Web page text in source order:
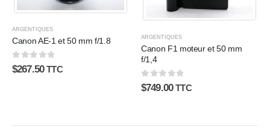
ARGENTIQUES
Canon AE-1 et 50 mm f/1.8
0sur 5
$267.50 TTC
ARGENTIQUES
Canon F1 moteur et 50 mm
f/1,4
0sur 5
$749.00 TTC